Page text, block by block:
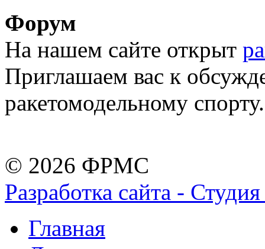
Форум
На нашем сайте открыт
Приглашаем вас к
ракетомодельному спорту.
© 2026 ФРМС
Разработка сайта -
Главная